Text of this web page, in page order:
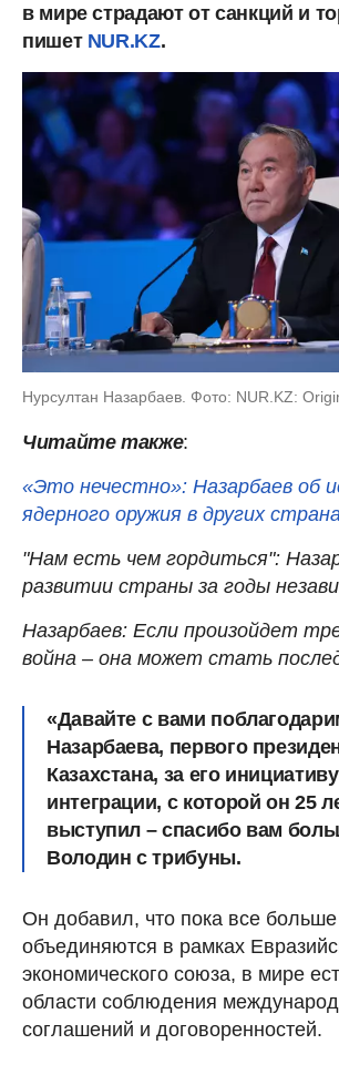
в мире страдают от санкций и
пишет NUR.KZ.
Нурсултан Назарбаев. Фото: NUR.KZ:
Читайте также:
«Это нечестно»: Назарбаев об
ядерного оружия в других
"Нам есть чем гордиться":
развитии страны за годы
Назарбаев: Если произойдет
война – она может стать
«Давайте с вами
Назарбаева, первого
Казахстана, за его
интеграции, с которой он 25
выступил – спасибо вам
Володин с трибуны.
Он добавил, что пока все больше
объединяются в рамках
экономического союза, в мире
области соблюдения
соглашений и договоренностей.